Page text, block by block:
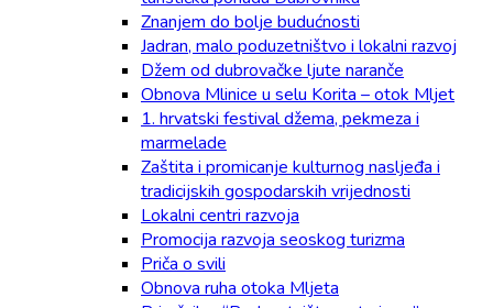
Znanjem do bolje budućnosti
Jadran, malo poduzetništvo i lokalni razvoj
Džem od dubrovačke ljute naranče
Obnova Mlinice u selu Korita – otok Mljet
1. hrvatski festival džema, pekmeza i
marmelade
Zaštita i promicanje kulturnog nasljeđa i
tradicijskih gospodarskih vrijednosti
Lokalni centri razvoja
Promocija razvoja seoskog turizma
Priča o svili
Obnova ruha otoka Mljeta